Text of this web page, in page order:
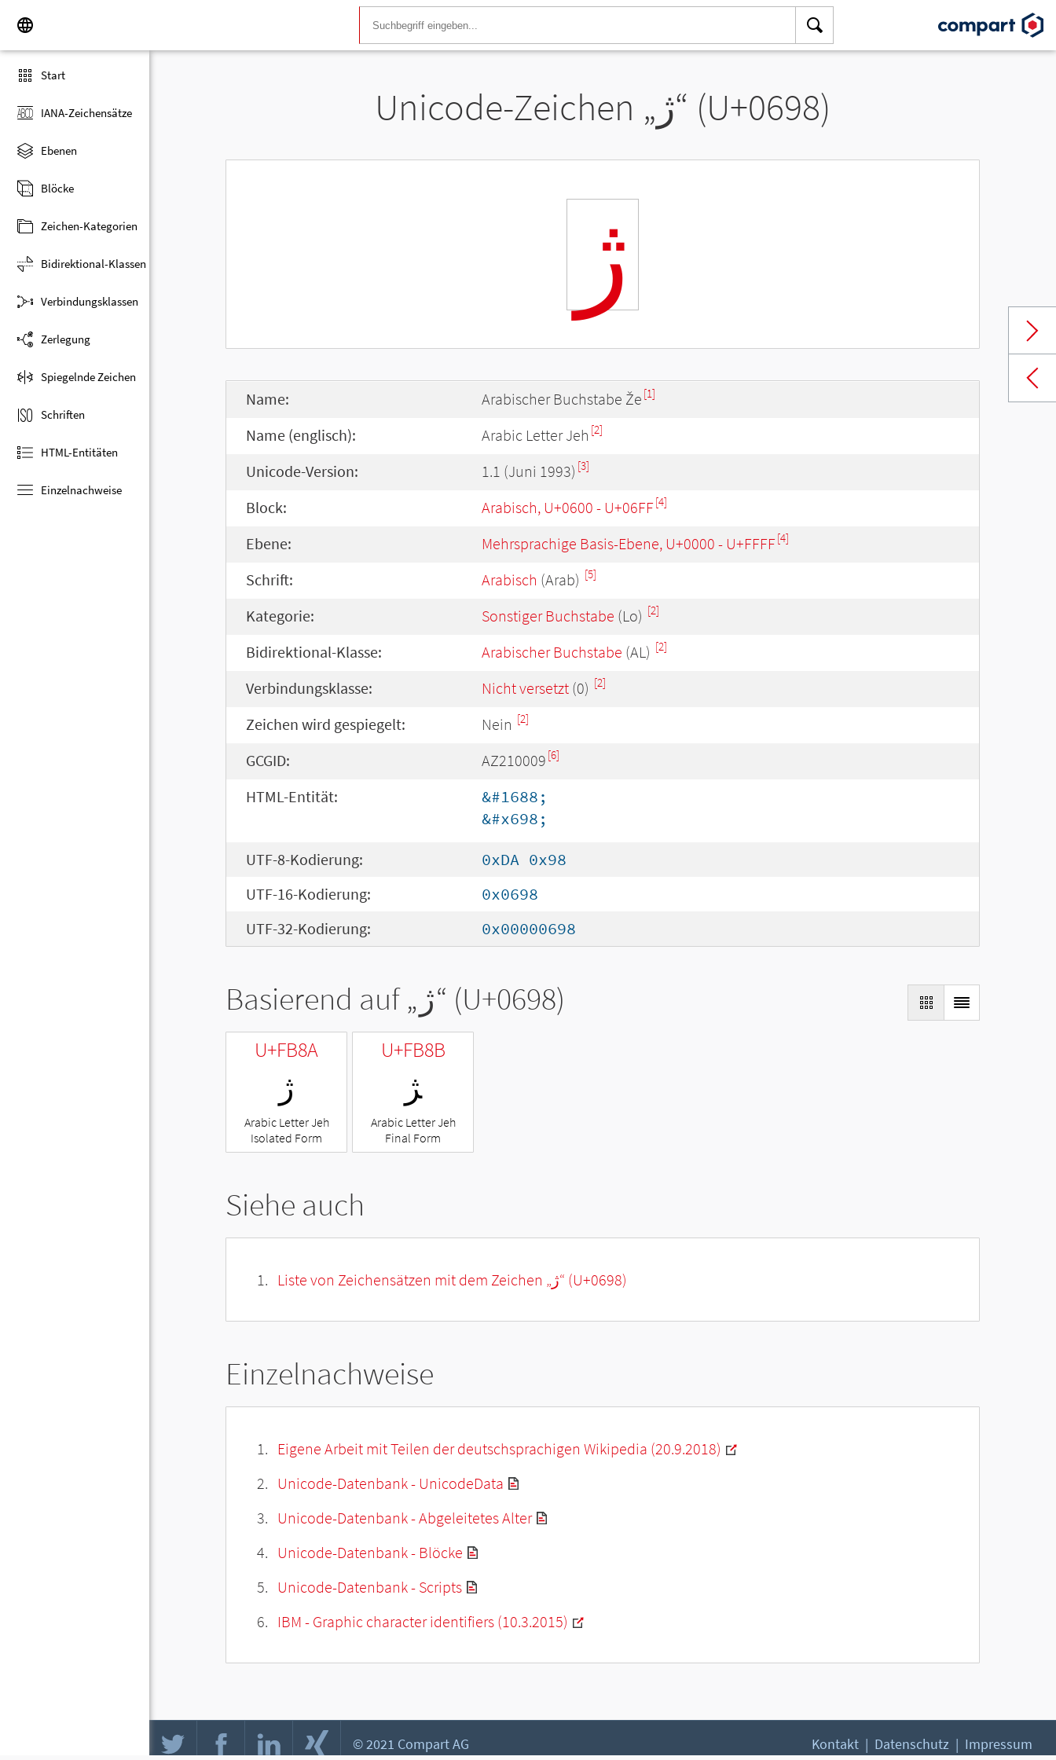
Start
IANA-Zeichensätze
Ebenen
Blöcke
Zeichen-Kategorien
Bidirektional-Klassen
Verbindungsklassen
Zerlegung
Spiegelnde Zeichen
Schriften
HTML-Entitäten
Einzelnachweise
Unicode-Zeichen „ ژ“ (U+0698)
ژ
Name: Arabischer Buchstabe Že [1]
Name (englisch): Arabic Letter Jeh [2]
Unicode-Version: 1.1 (Juni 1993) [3]
Block: Arabisch, U+0600 - U+06FF[4]
Ebene: Mehrsprachige Basis-Ebene, U+0000 - U+FFFF[4]
Schrift: Arabisch (Arab) [5]
Kategorie: Sonstiger Buchstabe (Lo) [2]
Bidirektional-Klasse: Arabischer Buchstabe (AL) [2]
Verbindungsklasse: Nicht versetzt (0) [2]
Zeichen wird gespiegelt: Nein [2]
GCGID: AZ210009 [6]
HTML-Entität:
&#1688;
&#x698;
UTF-8-Kodierung:
0xDA 0x98
UTF-16-Kodierung:
0x0698
UTF-32-Kodierung:
0x00000698
Basierend auf „ ژ“ (U+0698)
U+FB8A
ﮊ
Arabic Letter Jeh
Isolated Form
U+FB8B
ﮋ
Arabic Letter Jeh
Final Form
Siehe auch
Liste von Zeichensätzen mit dem Zeichen „ ژ“ (U+0698)
Einzelnachweise
Eigene Arbeit mit Teilen der deutschsprachigen Wikipedia (20.9.2018)
Unicode-Datenbank - UnicodeData
Unicode-Datenbank - Abgeleitetes Alter
Unicode-Datenbank - Blöcke
Unicode-Datenbank - Scripts
IBM - Graphic character identifiers (10.3.2015)
Kontakt Datenschutz Impressum
© 2021 Compart AG